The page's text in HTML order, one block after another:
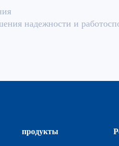
надежности и
продукты